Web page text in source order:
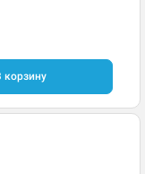
корзину